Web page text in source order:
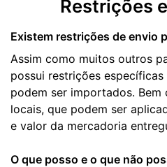
Restrições
Existem restrições de envio
Assim como muitos outros
possui restrições
podem ser importados.
locais, que podem ser
e valor da mercadoria
O que posso e o que não